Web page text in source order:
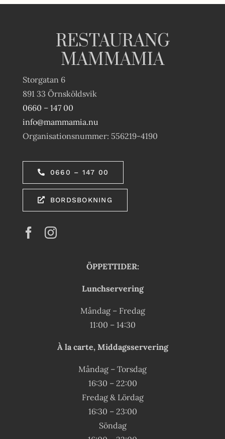
RESTAURANG
MAMMAMIA
Storgatan 6
891 33 Örnsköldsvik
0660 – 147 00
info@mammamia.nu
Organisationsnummer: 556219-4190
0660 – 147 00
BORDSBOKNING
ÖPPETTIDER:
Lunchservering
Måndag – Fredag
11:00 – 14:30
À la carte, Middagsservering
Måndag – Torsdag
16:30 – 22:00
Fredag & Lördag
16:30 – 23:00
Söndag